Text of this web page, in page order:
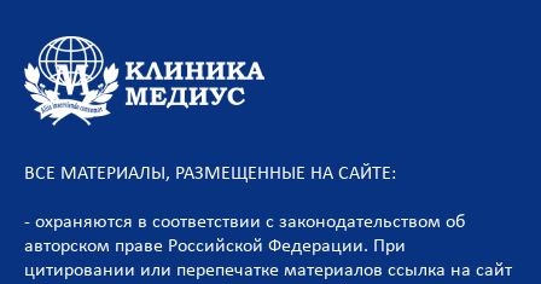
ВСЕ МАТЕРИАЛЫ, РАЗМЕЩЕННЫЕ НА САЙТЕ:
- охраняются в соответствии с законодательством об
авторском праве Российской Федерации. При
цитировании или перепечатке материалов ссылка на сайт